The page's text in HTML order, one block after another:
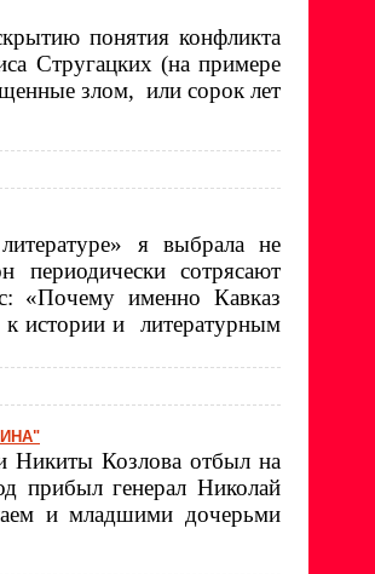
понятия конфликта
Стругацких (на примере
злом, или сорок лет
я выбрала не
сотрясают
«Почему именно Кавказ
к истории и литературным
Никиты Козлова отбыл на
прибыл генерал Николай
и младшими дочерьми